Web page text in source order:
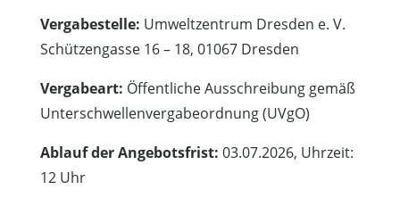
Vergabestelle: Umweltzentrum Dresden e. V.
Schützengasse 16 – 18, 01067 Dresden
Vergabeart: Öffentliche Ausschreibung gemäß
Unterschwellenvergabeordnung (UVgO)
Ablauf der Angebotsfrist: 03.07.2026, Uhrzeit:
12 Uhr